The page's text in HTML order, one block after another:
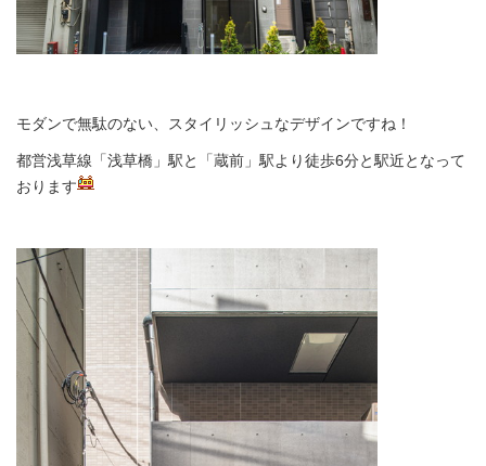
モダンで無駄のない、スタイリッシュなデザインですね！
都営浅草線「浅草橋」駅と「蔵前」駅より徒歩6分と駅近となって
おります